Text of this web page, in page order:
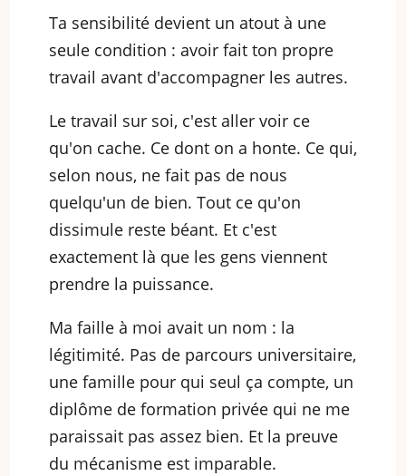
Ta sensibilité devient un atout à une
seule condition : avoir fait ton propre
travail avant d'accompagner les autres.
Le travail sur soi, c'est aller voir ce
qu'on cache. Ce dont on a honte. Ce qui,
selon nous, ne fait pas de nous
quelqu'un de bien. Tout ce qu'on
dissimule reste béant. Et c'est
exactement là que les gens viennent
prendre la puissance.
Ma faille à moi avait un nom : la
légitimité. Pas de parcours universitaire,
une famille pour qui seul ça compte, un
diplôme de formation privée qui ne me
paraissait pas assez bien. Et la preuve
du mécanisme est imparable.